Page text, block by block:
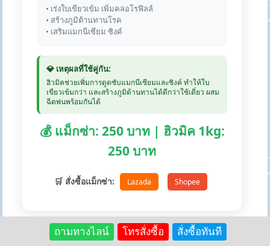
• เร่งใบเขียวเข้ม เพิ่มคลอโรฟิลล์
• สร้างภูมิต้านทานโรค
• เสริมแมกนีเซียม ซิงค์
💎 เหตุผลที่ใช้คู่กัน:
ฮิวมิคช่วยเพิ่มการดูดซับแมกนีเซียมและซิงค์ ทำให้ใบ
เขียวเข้มกว่า และสร้างภูมิต้านทานได้ดีกว่าใช้เดี่ยว ผสม
ฉีดพ่นพร้อมกันได้
💰 แม็กซ่า: 250 บาท | ฮิวมิค 1kg:
250 บาท
🛒 สั่งซื้อแม็กซ่า: Lazada Shopee
ถามทางไลน์ โทรสั่งซื้อ สั่งซื้อทันที